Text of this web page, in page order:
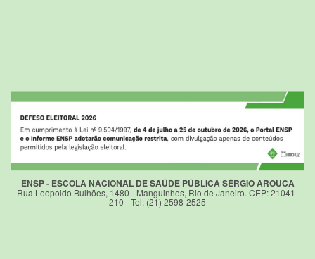
ENSP - ESCOLA NACIONAL DE SAÚDE PÚBLICA SÉRGIO AROUCA
Rua Leopoldo Bulhões, 1480 - Manguinhos, Rio de Janeiro. CEP: 21041-
210 - Tel: (21) 2598-2525